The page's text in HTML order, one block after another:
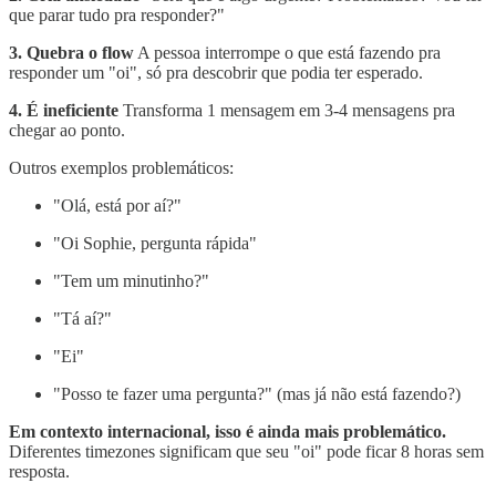
que parar tudo pra responder?"
3. Quebra o flow A pessoa interrompe o que está fazendo pra
responder um "oi", só pra descobrir que podia ter esperado.
4. É ineficiente Transforma 1 mensagem em 3-4 mensagens pra
chegar ao ponto.
Outros exemplos problemáticos:
"Olá, está por aí?"
"Oi Sophie, pergunta rápida"
"Tem um minutinho?"
"Tá aí?"
"Ei"
"Posso te fazer uma pergunta?" (mas já não está fazendo?)
Em contexto internacional, isso é ainda mais problemático.
Diferentes timezones significam que seu "oi" pode ficar 8 horas sem
resposta.